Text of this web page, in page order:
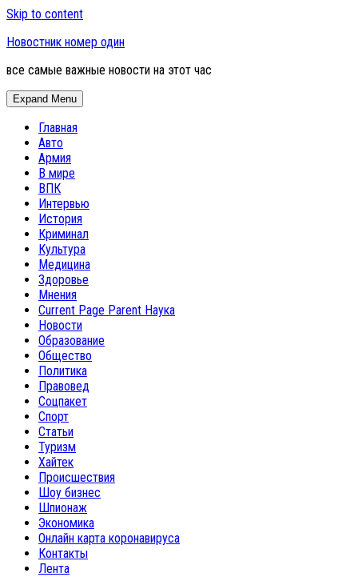
Skip to content
Новостник номер один
все самые важные новости на этот час
Expand Menu
Главная
Авто
Армия
В мире
ВПК
Интервью
История
Криминал
Культура
Медицина
Здоровье
Мнения
Current Page Parent Наука
Новости
Образование
Общество
Политика
Правовед
Соцпакет
Спорт
Статьи
Туризм
Хайтек
Происшествия
Шоу бизнес
Шпионаж
Экономика
Онлайн карта коронавируса
Контакты
Лента